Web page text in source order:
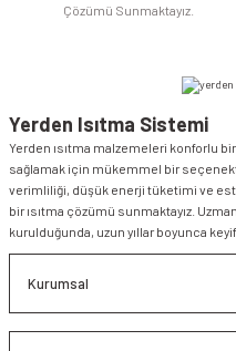
Çözümü Sunmaktayız.
Yerden Isıtma Sistemi
Yerden ısıtma malzemeleri konforlu
sağlamak için mükemmel bir
verimliliği, düşük enerji tüketimi ve
bir ısıtma çözümü sunmaktayız.
kurulduğunda, uzun yıllar boyunca
Kurumsal